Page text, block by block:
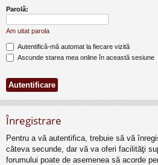
Parolă:
Am uitat parola
Autentifică-mă automat la fiecare vizită
Ascunde starea mea online în această sesiune
Înregistrare
Pentru a vă autentifica, trebuie să vă
câteva secunde, dar vă va oferi facilităţi
forumului poate de asemenea să acorde